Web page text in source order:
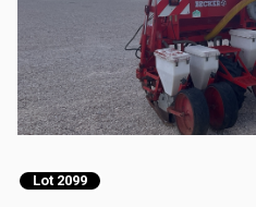
Lot 2099